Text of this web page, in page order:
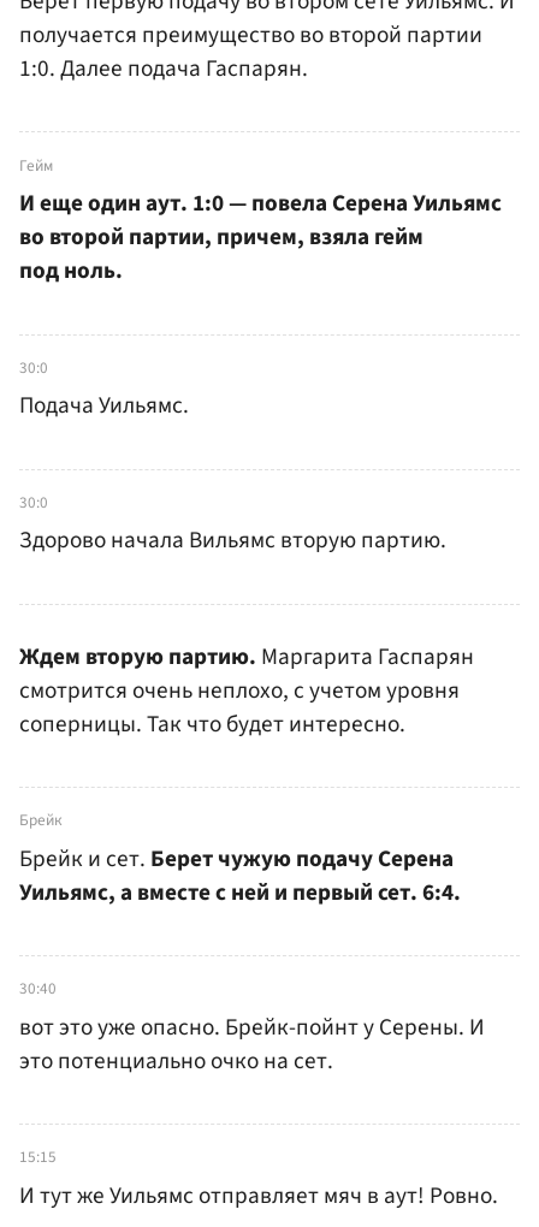
получается преимущество во второй партии
1:0. Далее подача Гаспарян.
Гейм
И еще один аут. 1:0 — повела Серена Уильямс
во второй партии, причем, взяла гейм
под ноль.
30:0
Подача Уильямс.
30:0
Здорово начала Вильямс вторую партию.
Ждем вторую партию. Маргарита Гаспарян
смотрится очень неплохо, с учетом уровня
соперницы. Так что будет интересно.
Брейк
Брейк и сет. Берет чужую подачу Серена
Уильямс, а вместе с ней и первый сет. 6:4.
30:40
вот это уже опасно. Брейк-пойнт у Серены. И
это потенциально очко на сет.
15:15
И тут же Уильямс отправляет мяч в аут! Ровно.